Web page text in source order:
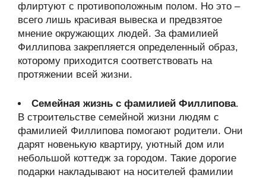
флиртуют с противоположным полом. Но это –
всего лишь красивая вывеска и предвзятое
мнение окружающих людей. За фамилией
Филлипова закрепляется определенный образ,
которому приходится соответствовать на
протяжении всей жизни.
Семейная жизнь с фамилией Филлипова.
В строительстве семейной жизни людям с
фамилией Филлипова помогают родители. Они
дарят новенькую квартиру, уютный дом или
небольшой коттедж за городом. Такие дорогие
подарки накладывают на носителей фамилии